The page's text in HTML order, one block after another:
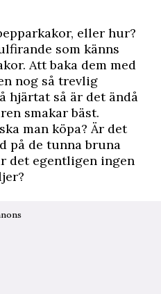
eller hur?
som känns
Att baka dem med
nog så trevlig
hjärtat så är det ändå
smakar bäst.
man köpa? Är det
på de tunna bruna
det egentligen ingen